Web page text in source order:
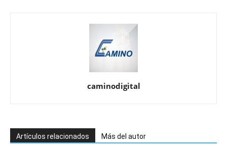
caminodigital
Artículos relacionados Más del autor